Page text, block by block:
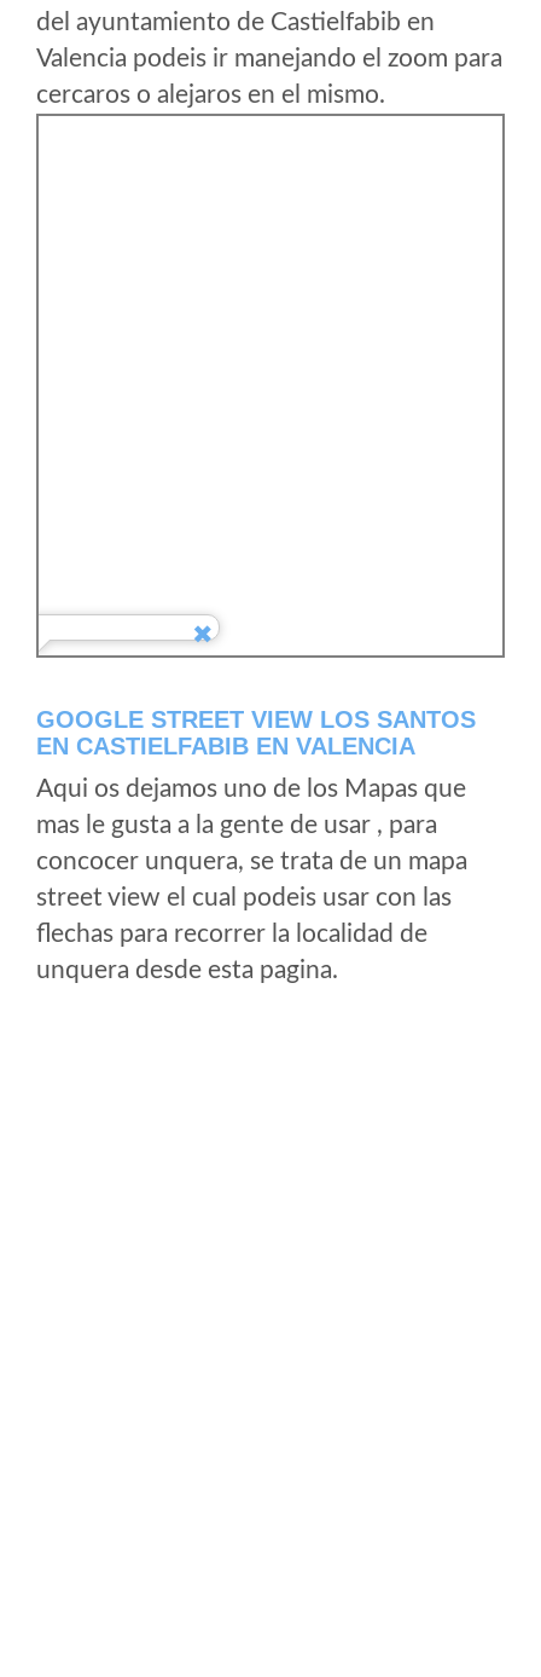
del ayuntamiento de Castielfabib en
Valencia podeis ir manejando el zoom para
cercaros o alejaros en el mismo.
GOOGLE STREET VIEW LOS SANTOS
EN CASTIELFABIB EN VALENCIA
Aqui os dejamos uno de los Mapas que
mas le gusta a la gente de usar , para
concocer unquera, se trata de un mapa
street view el cual podeis usar con las
flechas para recorrer la localidad de
unquera desde esta pagina.